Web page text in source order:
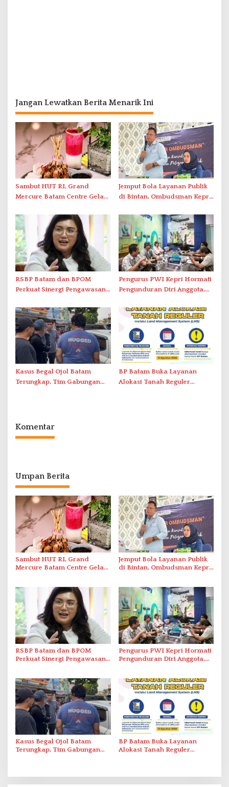
Jangan Lewatkan Berita Menarik Ini
Sambut HUT RI, Grand
Mercure Batam Centre Gelar
Nusantara’
Jemput Bola Layanan Publik
di Bintan, Ombudsman Kepri
Solar Nelayan
RSBP Batam dan BPOM
Perkuat Sinergi Pengawasan
Pelayanan Kefarmasian
Pengurus PWI Kepri Hormati
Pengunduran Diri Anggota,
Administrasi ke Pusat
Kasus Begal Ojol Batam
Terungkap, Tim Gabungan
BP Batam Buka Layanan
Alokasi Tanah Reguler
Komentar
Umpan Berita
Sambut HUT RI, Grand
Mercure Batam Centre Gelar
Jemput Bola Layanan Publik
di Bintan, Ombudsman Kepri
RSBP Batam dan BPOM
Perkuat Sinergi Pengawasan
Pengurus PWI Kepri Hormati
Pengunduran Diri Anggota,
Kasus Begal Ojol Batam
Terungkap, Tim Gabungan
BP Batam Buka Layanan
Alokasi Tanah Reguler